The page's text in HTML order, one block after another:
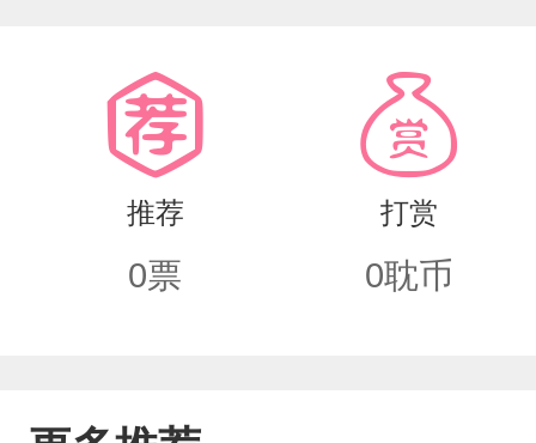
他。于是开启了追妻之路……
推荐
0票
打赏
0耽币